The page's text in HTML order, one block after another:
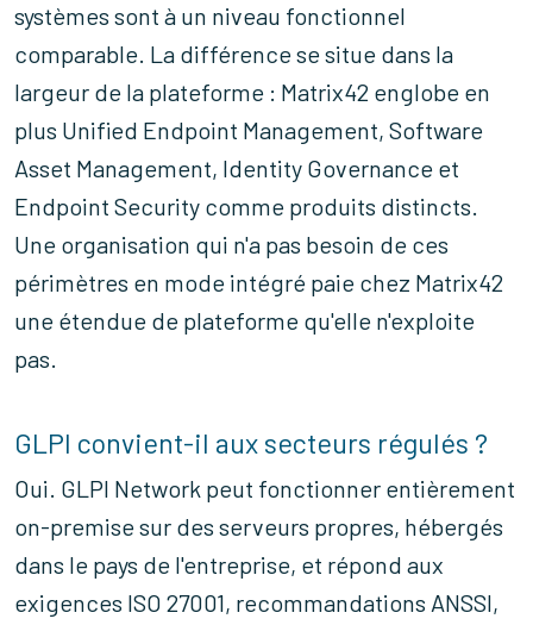
systèmes sont à un niveau fonctionnel
comparable. La différence se situe dans la
largeur de la plateforme : Matrix42 englobe en
plus Unified Endpoint Management, Software
Asset Management, Identity Governance et
Endpoint Security comme produits distincts.
Une organisation qui n'a pas besoin de ces
périmètres en mode intégré paie chez Matrix42
une étendue de plateforme qu'elle n'exploite
pas.
GLPI convient-il aux secteurs régulés ?
Oui. GLPI Network peut fonctionner entièrement
on-premise sur des serveurs propres, hébergés
dans le pays de l'entreprise, et répond aux
exigences ISO 27001, recommandations ANSSI,